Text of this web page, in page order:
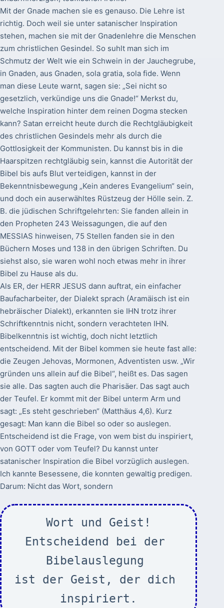
Mit der Gnade machen sie es genauso. Die Lehre ist
richtig. Doch weil sie unter satanischer Inspiration
stehen, machen sie mit der Gnadenlehre die Menschen
zum christlichen Gesindel. So suhlt man sich im
Schmutz der Welt wie ein Schwein in der Jauchegrube,
in Gnaden, aus Gnaden, sola gratia, sola fide. Wenn
man diese Leute warnt, sagen sie: „Sei nicht so
gesetzlich, verkündige uns die Gnade!“ Merkst du,
welche Inspiration hinter dem reinen Dogma stecken
kann? Satan erreicht heute durch die Rechtgläubigkeit
des christlichen Gesindels mehr als durch die
Gottlosigkeit der Kommunisten. Du kannst bis in die
Haarspitzen rechtgläubig sein, kannst die Autorität der
Bibel bis aufs Blut verteidigen, kannst in der
Bekenntnisbewegung „Kein anderes Evangelium“ sein,
und doch ein auserwähltes Rüstzeug der Hölle sein. Z.
B. die jüdischen Schriftgelehrten: Sie fanden allein in
den Propheten 243 Weissagungen, die auf den
MESSIAS hinweisen, 75 Stellen fanden sie in den
Büchern Moses und 138 in den übrigen Schriften. Du
siehst also, sie waren wohl noch etwas mehr in ihrer
Bibel zu Hause als du.
Als ER, der HERR JESUS dann auftrat, ein einfacher
Baufacharbeiter, der Dialekt sprach (Aramäisch ist ein
hebräischer Dialekt), erkannten sie IHN trotz ihrer
Schriftkenntnis nicht, sondern verachteten IHN.
Bibelkenntnis ist wichtig, doch nicht letztlich
entscheidend. Mit der Bibel kommen sie heute fast alle:
die Zeugen Jehovas, Mormonen, Adventisten usw. „Wir
gründen uns allein auf die Bibel“, heißt es. Das sagen
sie alle. Das sagten auch die Pharisäer. Das sagt auch
der Teufel. Er kommt mit der Bibel unterm Arm und
sagt: „Es steht geschrieben“ (Matthäus 4,6). Kurz
gesagt: Man kann die Bibel so oder so auslegen.
Entscheidend ist die Frage, von wem bist du inspiriert,
von GOTT oder vom Teufel? Du kannst unter
satanischer Inspiration die Bibel vorzüglich auslegen.
Ich kannte Besessene, die konnten gewaltig predigen.
Darum: Nicht das Wort, sondern
Wort und Geist!
Entscheidend bei der
Bibelauslegung
ist der Geist, der dich
inspiriert.